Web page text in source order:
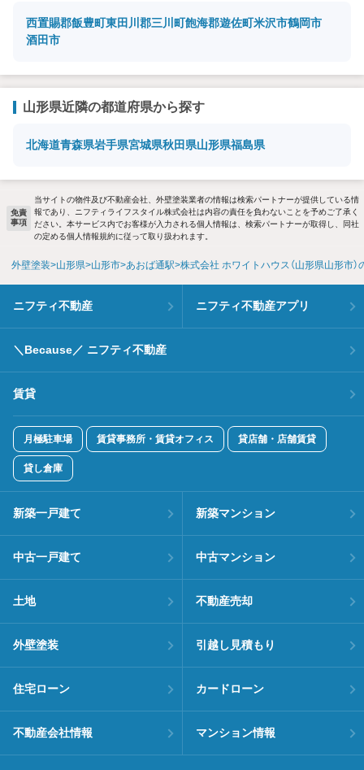
西置賜郡飯豊町東田川郡三川町飽海郡遊佐町米沢市鶴岡市
酒田市
山形県近隣の都道府県から探す
北海道青森県岩手県宮城県秋田県山形県福島県
免責
事項
当サイトの物件及び不動産会社、外壁塗装業者の情報は検索パートナーが提供している情
報であり、ニフティライフスタイル株式会社は内容の責任を負わないことを予めご了承く
ださい。本サービス内でお客様が入力される個人情報は、検索パートナーが取得し、同社
の定める個人情報規約に従って取り扱われます。
外壁塗装 山形県 山形市 あおば通駅 株式会社 ホワイトハウス（山形県山形市）
ニフティ不動産 ニフティ不動産アプリ
＼Because／ ニフティ不動産
賃貸
月極駐車場 賃貸事務所・賃貸オフィス 貸店舗・店舗賃貸
貸し倉庫
新築一戸建て 新築マンション
中古一戸建て 中古マンション
土地 不動産売却
外壁塗装 引越し見積もり
住宅ローン カードローン
不動産会社情報 マンション情報